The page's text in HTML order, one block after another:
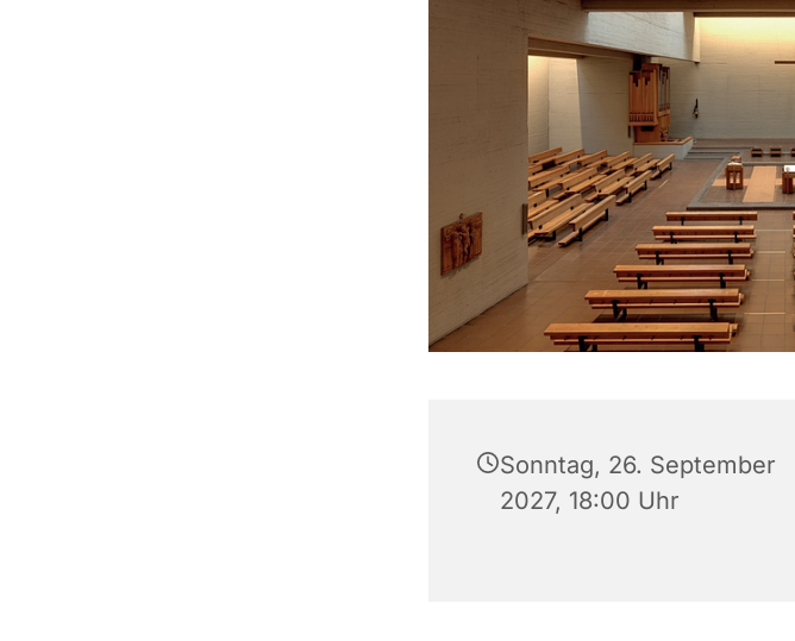
Sonntag, 26. September
2027, 18:00 Uhr